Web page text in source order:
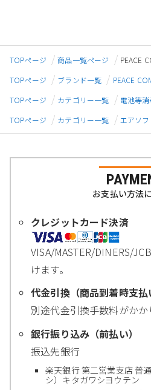
TOPページ 商品一覧ページ
PEACE
TOPページ
ブランド一覧 PEACE
TOPページ
カテゴリー一覧 電池等
TOPページ
カテゴリー一覧 エアソ
お支払い方法
クレジットカード決済
VISA/MASTER/DINERS/
けます。
代金引換（商品到着時支払
別途代金引換手数料がかか
銀行振り込み（前払い）
振込先銀行
楽天銀行 第二営業支店 普
シ）キタガワシヨウテン